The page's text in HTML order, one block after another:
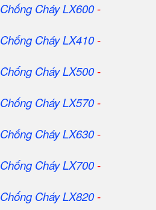
Chống Cháy LX600-
Chống Cháy LX410-
Chống Cháy LX500-
Chống Cháy LX570-
Chống Cháy LX630-
Chống Cháy LX700-
Chống Cháy LX820-